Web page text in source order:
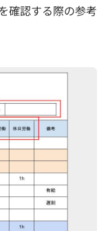
確認する際の参考